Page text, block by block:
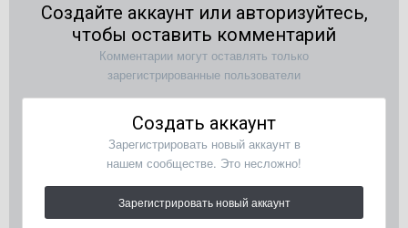
Создайте аккаунт или авторизуйтесь,
чтобы оставить комментарий
Комментарии могут оставлять только
зарегистрированные пользователи
Создать аккаунт
Зарегистрировать новый аккаунт в
нашем сообществе. Это несложно!
Зарегистрировать новый аккаунт